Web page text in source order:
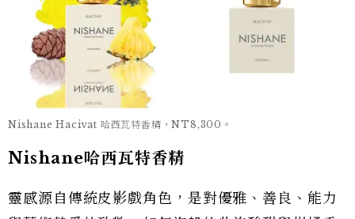
Nishane Hacivat 哈西瓦特香精，NT8,300。
Nishane哈西瓦特香精
靈感源自傳統皮影戲角色，是對優雅、善良、能力